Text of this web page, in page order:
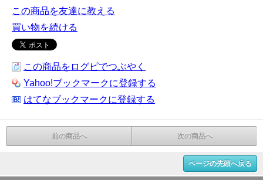
この商品を友達に教える
買い物を続ける
この商品をログピでつぶやく
Yahoo!ブックマークに登録する
はてなブックマークに登録する
前の商品へ 次の商品へ
ページの先頭へ戻る